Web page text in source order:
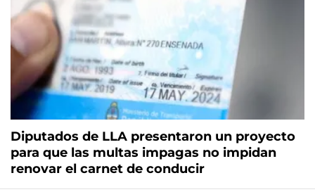
Diputados de LLA presentaron un proyecto
para que las multas impagas no impidan
renovar el carnet de conducir